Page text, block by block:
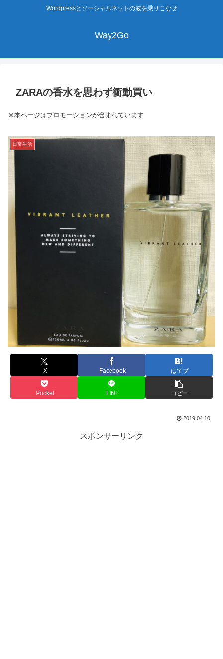
Wordpressとソーシャルネットの波を乗りこなせ
Way2Go
ZARAの香水を思わず衝動買い
※本ページはプロモーションが含まれています
日常生活
X Facebook はてブ
Pocket LINE コピー
2019.04.10
スポンサーリンク